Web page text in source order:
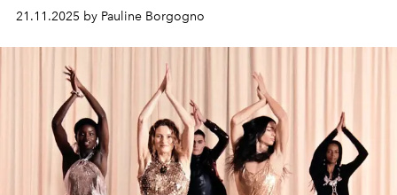
21.11.2025 by Pauline Borgogno